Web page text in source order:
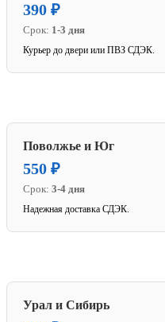
390 ₽
Срок: 1-3 дня
Курьер до двери или ПВЗ СДЭК.
Поволжье и Юг
550 ₽
Срок: 3-4 дня
Надежная доставка СДЭК.
Урал и Сибирь